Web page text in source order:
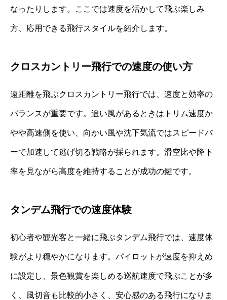
なったりします。ここでは速度を活かして飛ぶ楽しみ
方、応用できる飛行スタイルを紹介します。
クロスカントリー飛行での速度の使い方
遠距離を飛ぶクロスカントリー飛行では、速度と効率の
バランスが重要です。追い風があるときはトリム速度か
やや高速側を使い、向かい風や沈下気流ではスピードバ
ーで加速して逃げ切る戦略が採られます。滑空比や降下
率を見ながら高度を維持することが成功の鍵です。
タンデム飛行での速度体験
初心者や観光客と一緒に飛ぶタンデム飛行では、速度体
験がより穏やかになります。パイロットが速度を抑えめ
に設定し、景色観賞を楽しめる巡航速度で飛ぶことが多
く、風切音も比較的小さく、安心感のある飛行になりま